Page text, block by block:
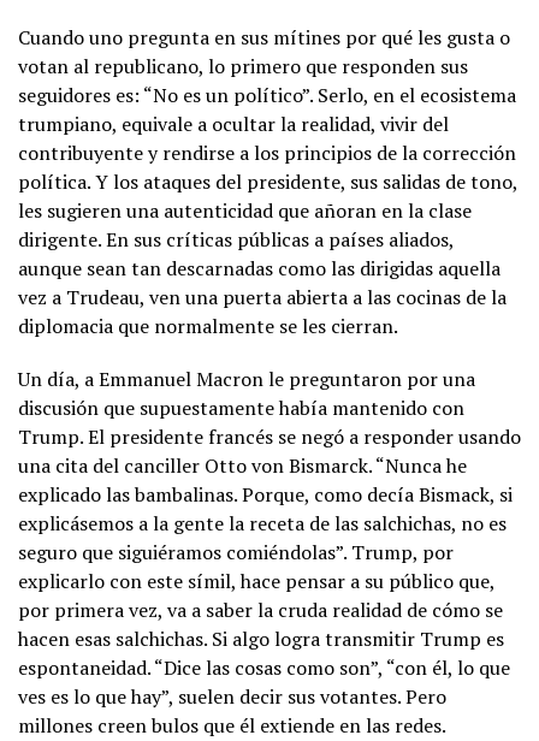
Cuando uno pregunta en sus mítines por qué les gusta o
votan al republicano, lo primero que responden sus
seguidores es: “No es un político”. Serlo, en el ecosistema
trumpiano, equivale a ocultar la realidad, vivir del
contribuyente y rendirse a los principios de la corrección
política. Y los ataques del presidente, sus salidas de tono,
les sugieren una autenticidad que añoran en la clase
dirigente. En sus críticas públicas a países aliados,
aunque sean tan descarnadas como las dirigidas aquella
vez a Trudeau, ven una puerta abierta a las cocinas de la
diplomacia que normalmente se les cierran.
Un día, a Emmanuel Macron le preguntaron por una
discusión que supuestamente había mantenido con
Trump. El presidente francés se negó a responder usando
una cita del canciller Otto von Bismarck. “Nunca he
explicado las bambalinas. Porque, como decía Bismack, si
explicásemos a la gente la receta de las salchichas, no es
seguro que siguiéramos comiéndolas”. Trump, por
explicarlo con este símil, hace pensar a su público que,
por primera vez, va a saber la cruda realidad de cómo se
hacen esas salchichas. Si algo logra transmitir Trump es
espontaneidad. “Dice las cosas como son”, “con él, lo que
ves es lo que hay”, suelen decir sus votantes. Pero
millones creen bulos que él extiende en las redes.